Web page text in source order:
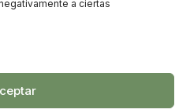
a ciertas
real. Lo que sí puedo